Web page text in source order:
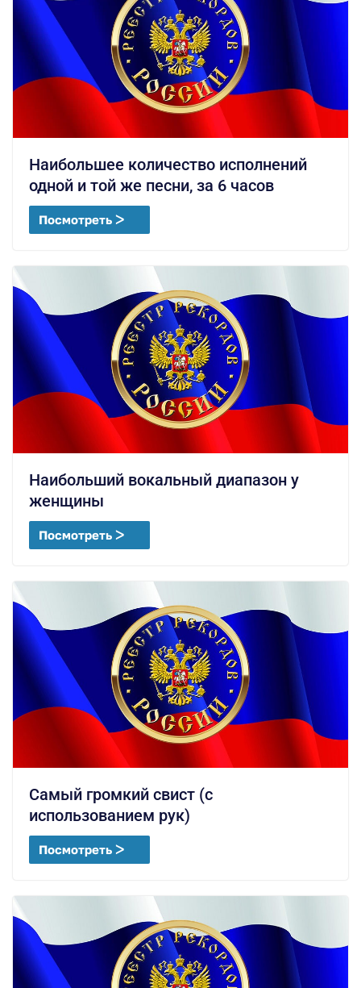
Наибольшее количество исполнений
одной и той же песни, за 6 часов
Посмотреть ᐳ
Наибольший вокальный диапазон у
женщины
Посмотреть ᐳ
Самый громкий свист (с
использованием рук)
Посмотреть ᐳ